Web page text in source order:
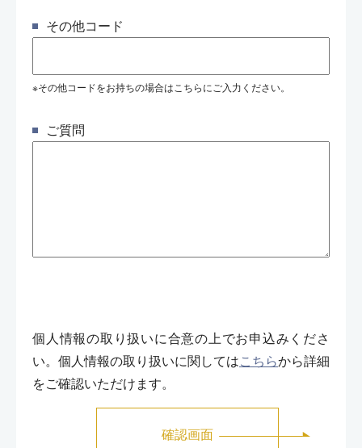
その他コード
※その他コードをお持ちの場合はこちらにご入力ください。
ご質問
個人情報の取り扱いに合意の上でお申込みくださ
い。個人情報の取り扱いに関してはこちらから詳細
をご確認いただけます。